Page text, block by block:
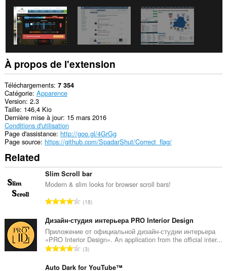
À propos de l'extension
Téléchargements 7 354
Catégorie Apparence
Version 2.3
Taille 146,4 Kio
Dernière mise à jour 15 mars 2016
Conditions d'utilisation
Page d'assistance http://goo.gl/4GrGg
Page source https://github.com/SpadarShut/Correct_flag/
Related
Slim Scroll bar
Modern & slim looks for browser scroll bars!
N
m
b
r
e
18
Дизайн-студия интерьера PRO Interior Design
Приложение от официальной дизайн-студии интерьера
«PRO Interior Design». An application from the official inter...
N
m
3
Auto Dark for YouTube™